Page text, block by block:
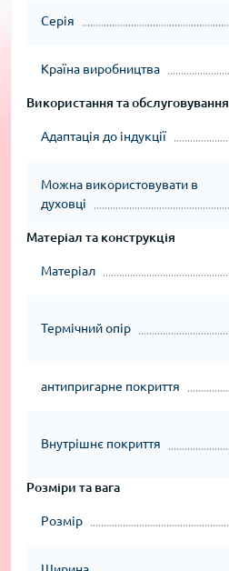
Серія
Країна виробництва
Використання та обслуговування
Адаптація до індукції
Можна використовувати в
духовці
Матеріал та конструкція
Матеріал
Термічний опір
антипригарне покриття
Внутрішнє покриття
Розміри та вага
Розмір